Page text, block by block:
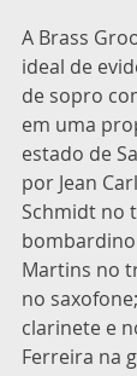
A Brass
ideal de
de sopro
em uma
estado de
por Jean
Schmidt no
Martins no
no
clarinete e
Ferreira na